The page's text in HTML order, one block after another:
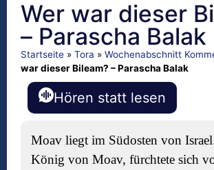
Wer war dieser
– Parascha Balak
Startseite » Tora » Wochenabschnitt
war dieser Bileam? – Parascha Balak
Hören statt lesen
Moav liegt im Südosten von
König von Moav, fürchtete sich